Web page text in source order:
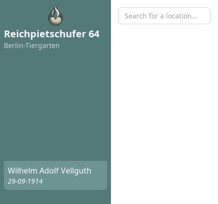
Reichpietschufer 64
Berlin-Tiergarten
Wilhelm Adolf Vellguth
29-09-1914